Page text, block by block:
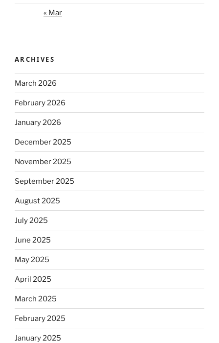
« Mar
ARCHIVES
March 2026
February 2026
January 2026
December 2025
November 2025
September 2025
August 2025
July 2025
June 2025
May 2025
April 2025
March 2025
February 2025
January 2025